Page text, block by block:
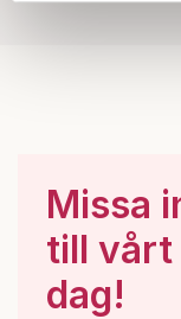
Missa
till vårt
dag!